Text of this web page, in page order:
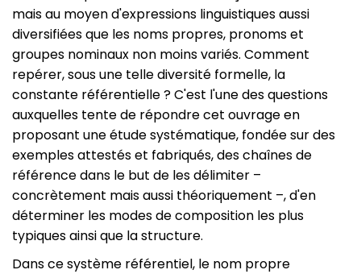
mais au moyen d'expressions linguistiques aussi
diversifiées que les noms propres, pronoms et
groupes nominaux non moins variés. Comment
repérer, sous une telle diversité formelle, la
constante référentielle ? C'est l'une des questions
auxquelles tente de répondre cet ouvrage en
proposant une étude systématique, fondée sur des
exemples attestés et fabriqués, des chaînes de
référence dans le but de les délimiter –
concrètement mais aussi théoriquement –, d'en
déterminer les modes de composition les plus
typiques ainsi que la structure.
Dans ce système référentiel, le nom propre